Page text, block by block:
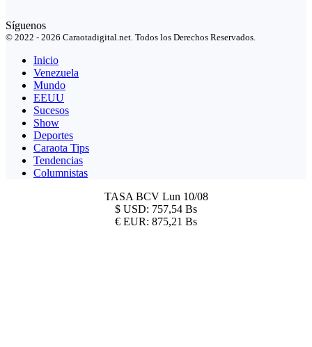
Síguenos
© 2022 - 2026 Caraotadigital.net. Todos los Derechos Reservados.
Inicio
Venezuela
Mundo
EEUU
Sucesos
Show
Deportes
Caraota Tips
Tendencias
Columnistas
TASA BCV Lun 10/08
$ USD: 757,54 Bs
€ EUR: 875,21 Bs